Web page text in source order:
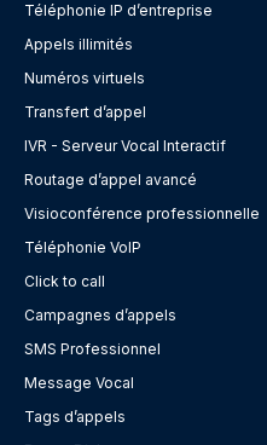
Téléphonie IP d’entreprise
Appels illimités
Numéros virtuels
Transfert d’appel
IVR - Serveur Vocal Interactif
Routage d’appel avancé
Visioconférence professionnelle
Téléphonie VoIP
Click to call
Campagnes d’appels
SMS Professionnel
Message Vocal
Tags d’appels